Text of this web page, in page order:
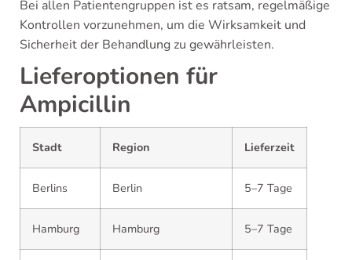
Bei allen Patientengruppen ist es ratsam, regelmäßige
Kontrollen vorzunehmen, um die Wirksamkeit und
Sicherheit der Behandlung zu gewährleisten.
Lieferoptionen für
Ampicillin
Stadt Region Lieferzeit
Berlins Berlin 5–7 Tage
Hamburg Hamburg 5–7 Tage